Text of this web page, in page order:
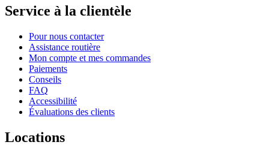
Service à la clientèle
Pour nous contacter
Assistance routière
Mon compte et mes commandes
Paiements
Conseils
FAQ
Accessibilité
Évaluations des clients
Locations